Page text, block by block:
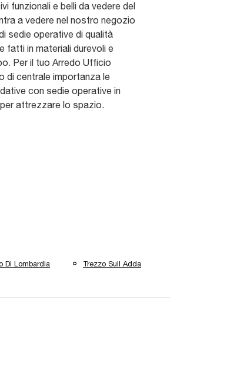
funzionali e belli da vedere del
a vedere nel nostro negozio
sedie operative di qualità
fatti in materiali durevoli e
Per il tuo Arredo Ufficio
di centrale importanza le
con sedie operative in
attrezzare lo spazio.
Di Lombardia Trezzo Sull Adda